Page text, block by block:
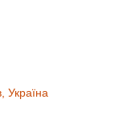
Україна